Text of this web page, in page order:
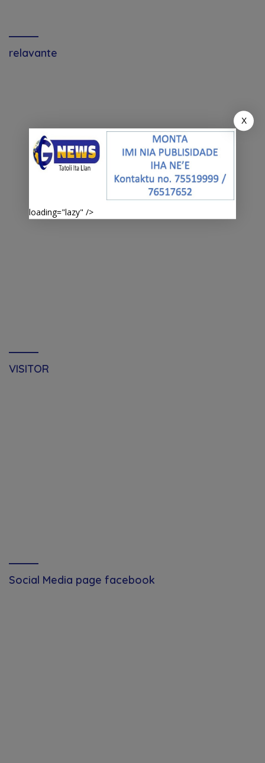
relavante
VISITOR
Social Media page facebook
X
loading="lazy" />